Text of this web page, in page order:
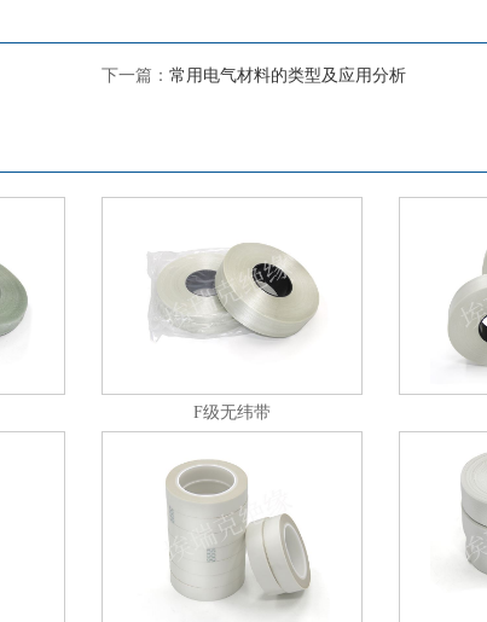
下一篇： 常用电气材料的类型及应用分析
F级无纬带